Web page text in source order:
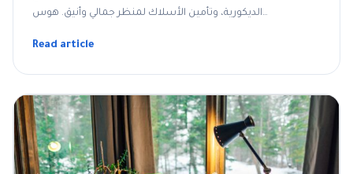
الديكورية، وتأمين الأسلاك لمنظر جمالي وأنيق. هوس…
Read article